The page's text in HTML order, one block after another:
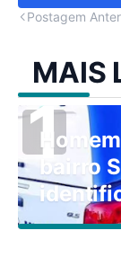
Postagem
MAIS
bairro